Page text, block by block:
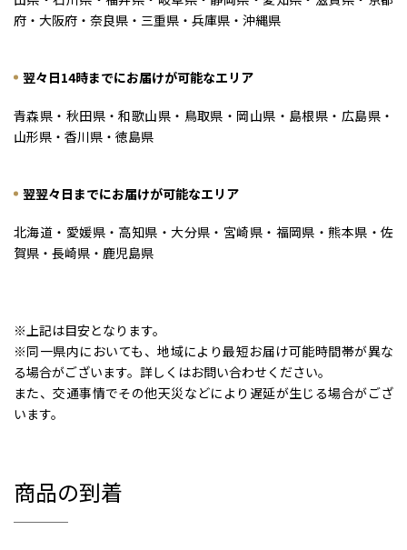
府・大阪府・奈良県・三重県・兵庫県・沖縄県
翌々日14時までにお届けが可能なエリア
青森県・秋田県・和歌山県・鳥取県・岡山県・島根県・広島県・
山形県・香川県・徳島県
翌翌々日までにお届けが可能なエリア
北海道・愛媛県・高知県・大分県・宮崎県・福岡県・熊本県・佐
賀県・長崎県・鹿児島県
※上記は目安となります。
※同一県内においても、地域により最短お届け可能時間帯が異な
る場合がございます。詳しくはお問い合わせください。
また、交通事情でその他天災などにより遅延が生じる場合がござ
います。
商品の到着